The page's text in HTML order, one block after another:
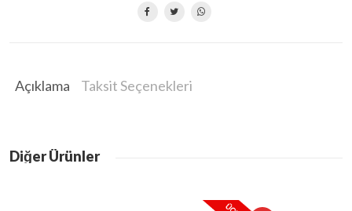
Açıklama Taksit Seçenekleri
Diğer Ürünler